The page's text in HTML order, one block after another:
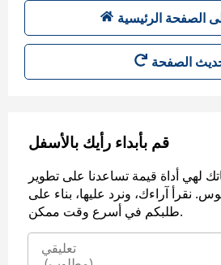
الصفحة الرئيسية
قم بأبداء رأيك بالأسفل
لهي أداة قيمة تساعدنا على تطوير
نقرأ آراءك، ونرد عليها، بناء على
طلبكم في أسرع وقت ممكن.